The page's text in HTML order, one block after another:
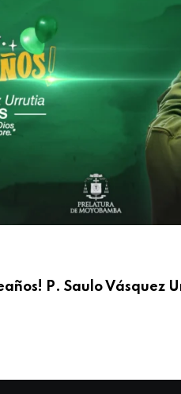
P. Saulo Vásquez